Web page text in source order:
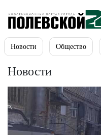
Новости Общество
Новости